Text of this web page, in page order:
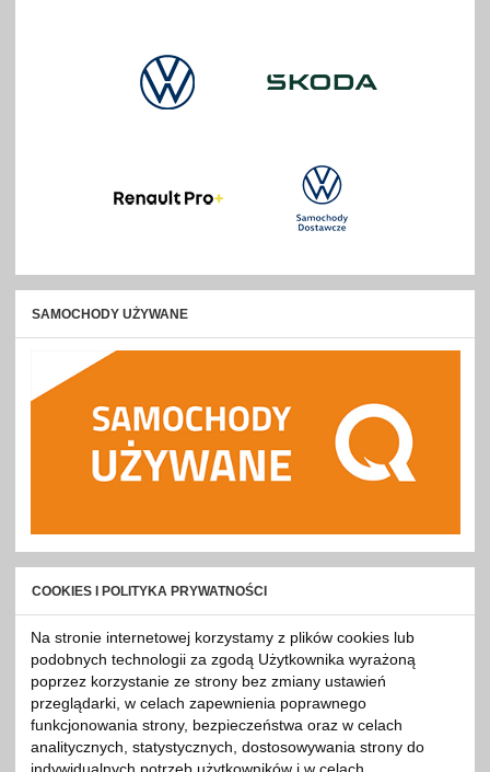
SAMOCHODY UŻYWANE
COOKIES I POLITYKA PRYWATNOŚCI
Na stronie internetowej korzystamy z plików cookies lub
podobnych technologii za zgodą Użytkownika wyrażoną
poprzez korzystanie ze strony bez zmiany ustawień
przeglądarki, w celach zapewnienia poprawnego
funkcjonowania strony, bezpieczeństwa oraz w celach
analitycznych, statystycznych, dostosowywania strony do